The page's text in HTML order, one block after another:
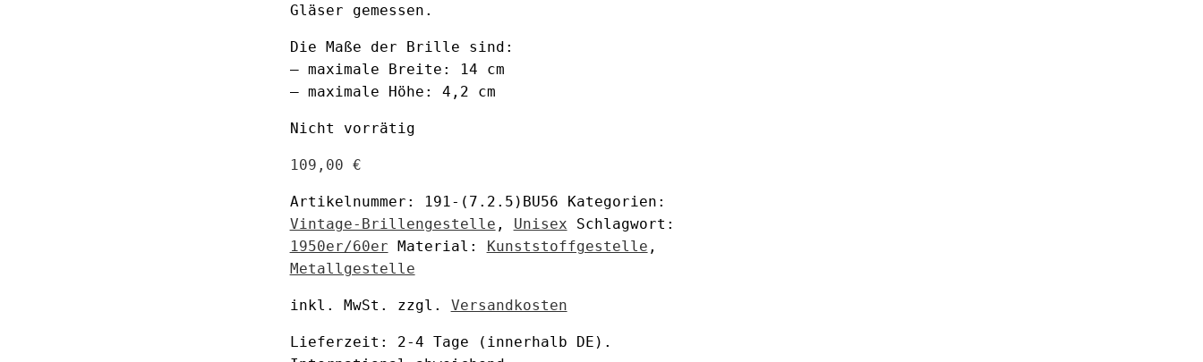
Gläser gemessen.
Die Maße der Brille sind:
– maximale Breite: 14 cm
– maximale Höhe: 4,2 cm
Nicht vorrätig
109,00 €
Artikelnummer: 191-(7.2.5)BU56
Kategorien:
Vintage-Brillengestelle , Unisex
Schlagwort:
1950er/60er
Material: Kunststoffgestelle ,
Metallgestelle
inkl. MwSt. zzgl. Versandkosten
Lieferzeit: 2-4 Tage (innerhalb DE).